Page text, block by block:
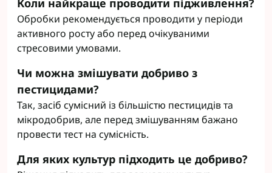
Коли найкраще проводити підживлення?
Обробки рекомендується проводити у періоди
активного росту або перед очікуваними
стресовими умовами.
Чи можна змішувати добриво з
пестицидами?
Так, засіб сумісний із більшістю пестицидів та
мікродобрив, але перед змішуванням бажано
провести тест на сумісність.
Для яких культур підходить це добриво?